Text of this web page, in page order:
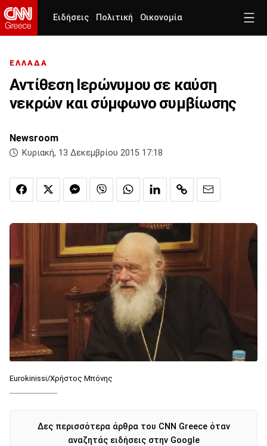
Ειδήσεις Πολιτική Οικονομία
ΕΛΛΑΔΑ
Αντίθεση Ιερώνυμου σε καύση
νεκρών και σύμφωνο συμβίωσης
Newsroom
Κυριακή, 13 Δεκεμβρίου 2015 17:18
Eurokinissi/Χρήστος Μπόνης
Δες περισσότερα άρθρα του CNN Greece όταν
αναζητάς ειδήσεις στην Google